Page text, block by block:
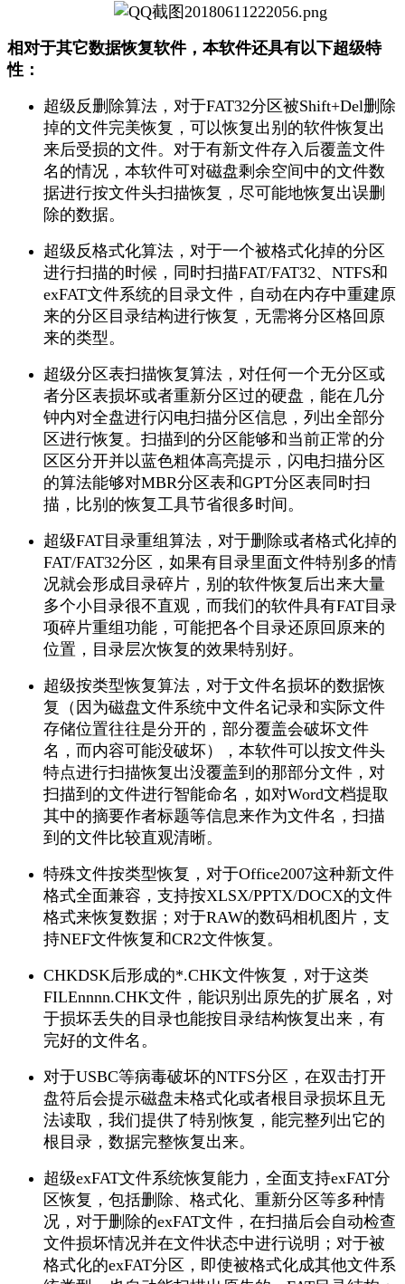
相对于其它数据恢复软件，本软件还具有以下超级特
性：
超级反删除算法，对于FAT32分区被Shift+Del删除
掉的文件完美恢复，可以恢复出别的软件恢复出
来后受损的文件。对于有新文件存入后覆盖文件
名的情况，本软件可对磁盘剩余空间中的文件数
据进行按文件头扫描恢复，尽可能地恢复出误删
除的数据。
超级反格式化算法，对于一个被格式化掉的分区
进行扫描的时候，同时扫描FAT/FAT32、NTFS和
exFAT文件系统的目录文件，自动在内存中重建原
来的分区目录结构进行恢复，无需将分区格回原
来的类型。
超级分区表扫描恢复算法，对任何一个无分区或
者分区表损坏或者重新分区过的硬盘，能在几分
钟内对全盘进行闪电扫描分区信息，列出全部分
区进行恢复。扫描到的分区能够和当前正常的分
区区分开并以蓝色粗体高亮提示，闪电扫描分区
的算法能够对MBR分区表和GPT分区表同时扫
描，比别的恢复工具节省很多时间。
超级FAT目录重组算法，对于删除或者格式化掉的
FAT/FAT32分区，如果有目录里面文件特别多的情
况就会形成目录碎片，别的软件恢复后出来大量
多个小目录很不直观，而我们的软件具有FAT目录
项碎片重组功能，可能把各个目录还原回原来的
位置，目录层次恢复的效果特别好。
超级按类型恢复算法，对于文件名损坏的数据恢
复（因为磁盘文件系统中文件名记录和实际文件
存储位置往往是分开的，部分覆盖会破坏文件
名，而内容可能没破坏），本软件可以按文件头
特点进行扫描恢复出没覆盖到的那部分文件，对
扫描到的文件进行智能命名，如对Word文档提取
其中的摘要作者标题等信息来作为文件名，扫描
到的文件比较直观清晰。
特殊文件按类型恢复，对于Office2007这种新文件
格式全面兼容，支持按XLSX/PPTX/DOCX的文件
格式来恢复数据；对于RAW的数码相机图片，支
持NEF文件恢复和CR2文件恢复。
CHKDSK后形成的*.CHK文件恢复，对于这类
FILEnnnn.CHK文件，能识别出原先的扩展名，对
于损坏丢失的目录也能按目录结构恢复出来，有
完好的文件名。
对于USBC等病毒破坏的NTFS分区，在双击打开
盘符后会提示磁盘未格式化或者根目录损坏且无
法读取，我们提供了特别恢复，能完整列出它的
根目录，数据完整恢复出来。
超级exFAT文件系统恢复能力，全面支持exFAT分
区恢复，包括删除、格式化、重新分区等多种情
况，对于删除的exFAT文件，在扫描后会自动检查
文件损坏情况并在文件状态中进行说明；对于被
格式化的exFAT分区，即使被格式化成其他文件系